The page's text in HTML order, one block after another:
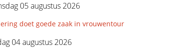
05 augustus 2026
doet goede zaak in vrouwentour
04 augustus 2026